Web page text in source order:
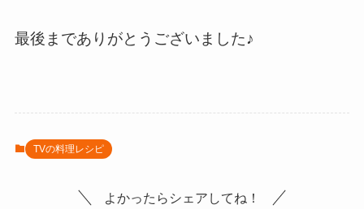
最後までありがとうございました♪
TVの料理レシピ
よかったらシェアしてね！